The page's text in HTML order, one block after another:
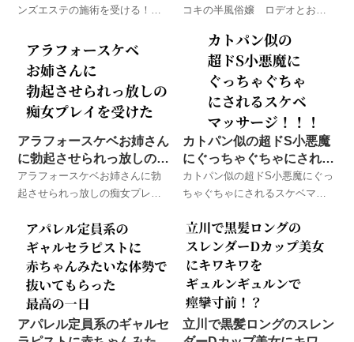
ンズエステの施術を受ける！
たメンズエステでのハプニング
体験談！
コキの半風俗嬢 ロデオとお友
テでのハプニング体験談！
アラフォースケベお姉さん
に勃起させられっ放しの痴
女プレイを受けた
アラフォースケベお姉さんに勃
起させられっ放しの痴女プレイ
に体験したメンズエステでのハ
プニング体験談！
カトパン似の超ドS小悪魔
にぐっちゃぐちゃにされる
スケベマッサージ！！！
カトパン似の超ドS小悪魔にぐっ
ちゃぐちゃにされるスケベマッ
が実際に体験したメンズエステ
でのハプニング体験談！
アパレル定員系のギャルセ
立川で黒髪ロングのスレン